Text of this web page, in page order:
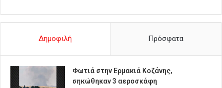
Δημοφιλή Πρόσφατα
Φωτιά στην Ερμακιά Κοζάνης,
σηκώθηκαν 3 αεροσκάφη